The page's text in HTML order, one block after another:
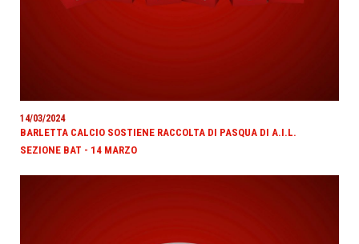
14/03/2024
BARLETTA CALCIO SOSTIENE RACCOLTA DI PASQUA DI A.I.L.
SEZIONE BAT - 14 MARZO